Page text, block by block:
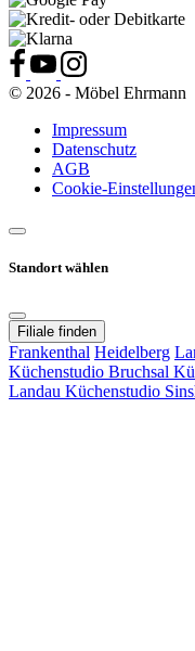
© 2026 - Möbel Ehrmann
Impressum
Datenschutz
AGB
Cookie-
Standort wählen
Filiale finden
Frankenthal Heidelberg
Küchenstudio Bruchsal
Landau Küchenstudio